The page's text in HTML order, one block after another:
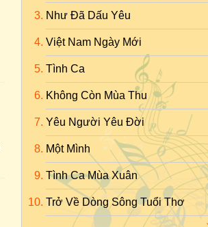
Như Đã Dấu Yêu
Việt Nam Ngày Mới
Tình Ca
Không Còn Mùa Thu
Yêu Người Yêu Đời
Một Mình
Tình Ca Mùa Xuân
Trở Về Dòng Sông Tuổi Thơ